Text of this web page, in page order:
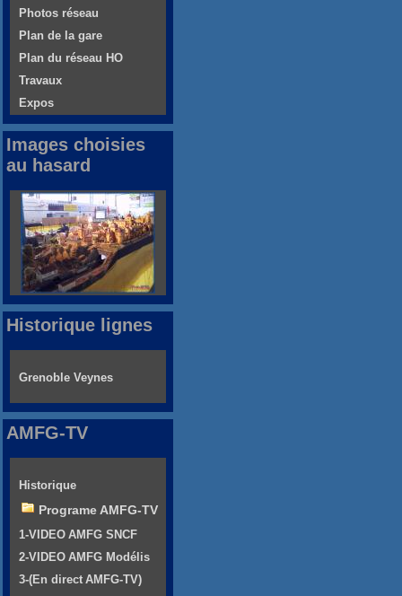
Photos réseau
Plan de la gare
Plan du réseau HO
Travaux
Expos
Images choisies
au hasard
Historique lignes
Grenoble Veynes
AMFG-TV
Historique
Programe AMFG-TV
1-VIDEO AMFG SNCF
2-VIDEO AMFG Modélis
3-(En direct AMFG-TV)